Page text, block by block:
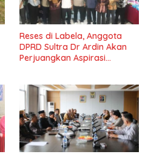
Reses di Labela, Anggota
DPRD Sultra Dr Ardin Akan
Perjuangkan Aspirasi